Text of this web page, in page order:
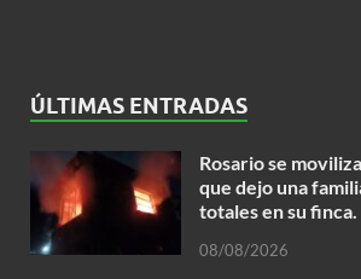
ÚLTIMAS ENTRADAS
Rosario se
que dejo una
totales en su finca.
08/08/2026